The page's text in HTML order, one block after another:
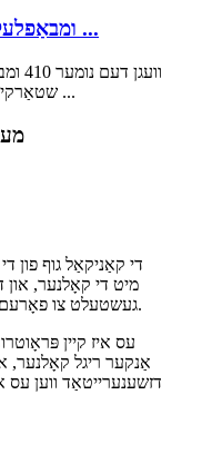
ומבאַפלעקט שטאָל בויער שרויף ...
שטאַרקייַט און כאַרדנאַס רייטינגז אַ ...
מיט די קאָלנער, און
געשטעלט צו פאָרעם אַ גאַנץ סטאַגערד ריגל גוף.
אַנקער ריגל קאָלנער,
דזשענערייטאַד ווען עס